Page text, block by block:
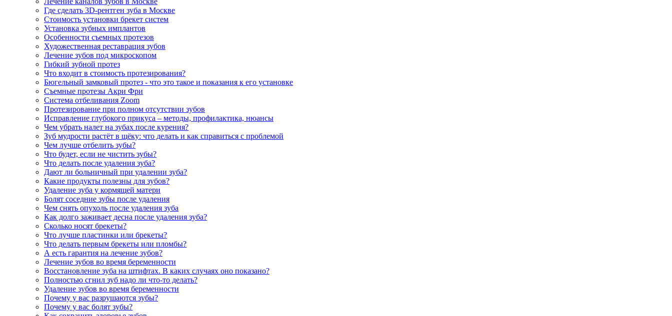
Где сделать 3D-рентген зуба в Москве
Стоимость установки брекет систем
Установка зубных имплантов
Особенности съемных протезов
Художественная реставрация зубов
Лечение зубов под микроскопом
Гибкий зубной протез
Что входит в стоимость протезирования?
Бюгельный замковый протез - что это такое и показания к его установке
Съемные протезы Акри Фри
Система отбеливания Zoom
Протезирование при полном отсутствии зубов
Исправление глубокого прикуса – методы, профилактика, нюансы
Чем убрать налет на зубах после курения?
Зуб мудрости растёт в щёку: что делать и как справиться с проблемой
Чем лучше отбелить зубы?
Что будет, если не чистить зубы?
Что делать после удаления зуба?
Дают ли больничный при удалении зуба?
Какие продукты полезны для зубов?
Удаление зуба у кормящей матери
Болят соседние зубы после удаления
Чем снять опухоль после удаления зуба
Как долго заживает десна после удаления зуба?
Сколько носят брекеты?
Что лучше пластинки или брекеты?
Что делать первым брекеты или пломбы?
А есть гарантия на лечение зубов?
Лечение зубов во время беременности
Восстановление зуба на штифтах. В каких случаях оно показано?
Полностью сгнил зуб надо ли что-то делать?
Удаление зубов во время беременности
Почему у вас разрушаются зубы?
Почему у вас болят зубы?